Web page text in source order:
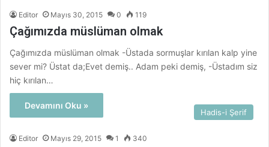
Editor Mayıs 30, 2015 0 119
Çağımızda müslüman olmak
Çağımızda müslüman olmak -Üstada sormuşlar kırılan kalp yine
sever mi? Üstat da;Evet demiş.. Adam peki demiş, -Üstadım siz
hiç kırılan…
Devamını Oku »
Hadis-i Şerif
Editor Mayıs 29, 2015 1 340